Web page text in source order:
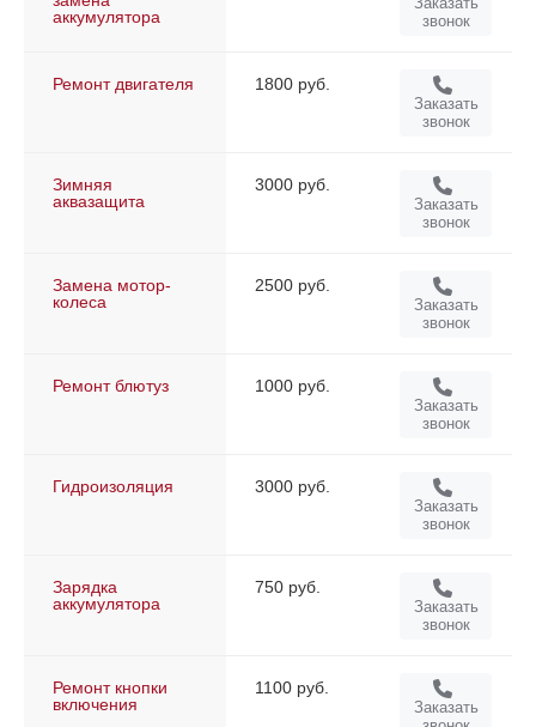
аккумулятора
звонок
Ремонт двигателя 1800 руб.
Заказать
звонок
Зимняя
аквазащита
3000 руб.
Заказать
звонок
Замена мотор-
колеса
2500 руб.
Заказать
звонок
Ремонт блютуз 1000 руб.
Заказать
звонок
Гидроизоляция 3000 руб.
Заказать
звонок
Зарядка
аккумулятора
750 руб.
Заказать
звонок
Ремонт кнопки
включения
1100 руб.
Заказать